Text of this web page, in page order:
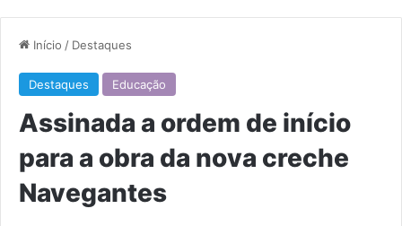
Início / Destaques
Destaques Educação
Assinada a ordem de início
para a obra da nova creche
Navegantes